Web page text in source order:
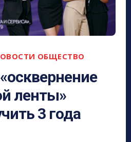
ОБЩЕСТВО
ленты»
3 года